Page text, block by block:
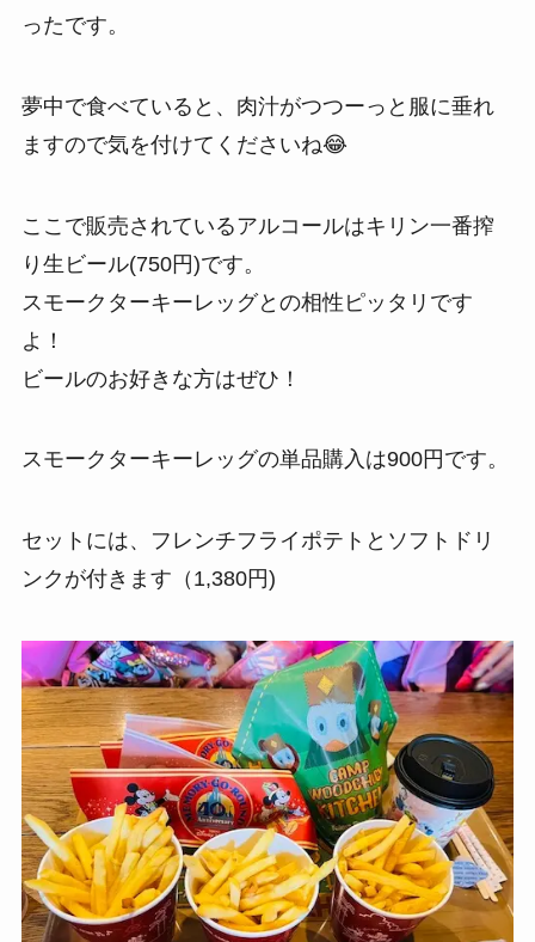
ったです。
夢中で食べていると、肉汁がつつーっと服に垂れ
ますので気を付けてくださいね😂
ここで販売されているアルコールはキリン一番搾
り生ビール(750円)です。
スモークターキーレッグとの相性ピッタリです
よ！
ビールのお好きな方はぜひ！
スモークターキーレッグの単品購入は900円です。
セットには、フレンチフライポテトとソフトドリ
ンクが付きます（1,380円)